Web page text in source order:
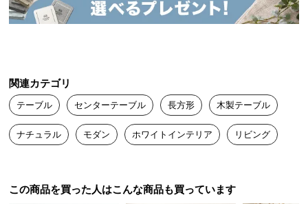
送
料
て
大
型
の
優しい風合いの木目と強度に優れたラバーウッド無
垢材を使用しました。
関連カテゴリ
テーブル センターテーブル 長方形 木製テーブル
ナチュラル モダン ホワイトインテリア リビング
この商品を買った人はこんな商品も買っています